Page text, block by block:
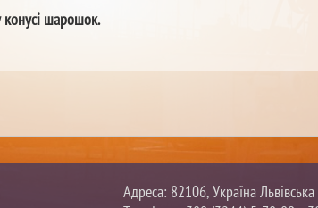
конусі шарошок.
Адреса: 82106, Україна